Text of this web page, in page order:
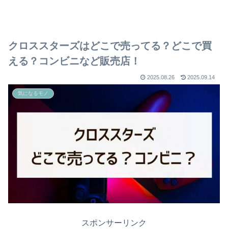
クロススターズはどこで売ってる？どこで買
える？コンビニなど販売店！
2025.08.26 2025.09.14
気になるモノ
スポンサーリンク